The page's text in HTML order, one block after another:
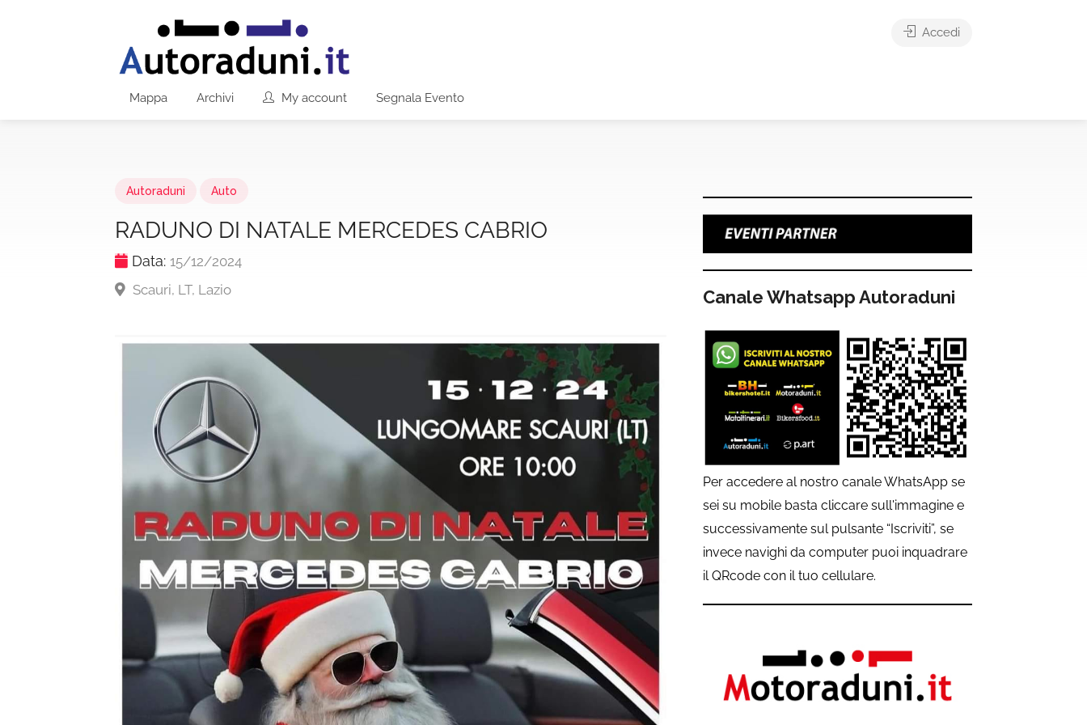
Mappa Archivi My account Segnala Evento
Accedi
Autoraduni Auto
RADUNO DI NATALE MERCEDES CABRIO
Data: 15/12/2024
Scauri, LT, Lazio
Canale Whatsapp Autoraduni
Per accedere al nostro canale WhatsApp se
sei su mobile basta cliccare sull'immagine e
successivamente sul pulsante “Iscriviti”, se
invece navighi da computer puoi inquadrare
il QRcode con il tuo cellulare.